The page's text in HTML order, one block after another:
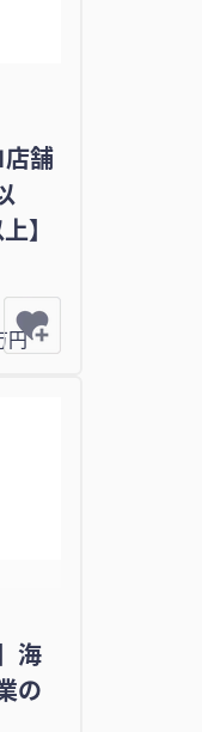
店舗
】
円
海
の